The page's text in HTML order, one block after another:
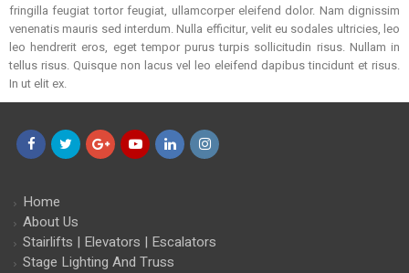
fringilla feugiat tortor feugiat, ullamcorper eleifend dolor. Nam dignissim
venenatis mauris sed interdum. Nulla efficitur, velit eu sodales ultricies, leo
leo hendrerit eros, eget tempor purus turpis sollicitudin risus. Nullam in
tellus risus. Quisque non lacus vel leo eleifend dapibus tincidunt et risus.
In ut elit ex.
Home
About Us
Stairlifts | Elevators | Escalators
Stage Lighting And Truss